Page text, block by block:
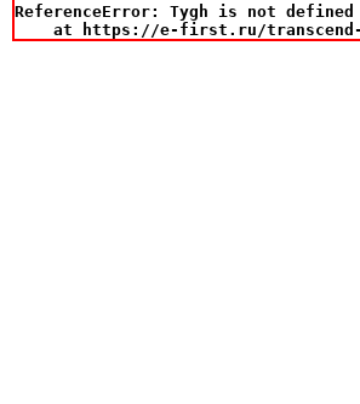
ReferenceError: Tygh is not defined
at https://e-first.ru/